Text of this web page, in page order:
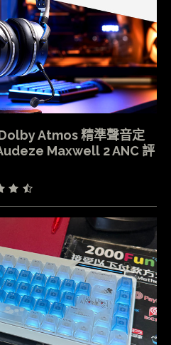
Atmos 精準聲音定
Maxwell 2 ANC 評